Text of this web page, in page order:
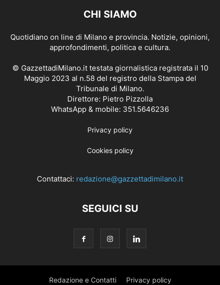
CHI SIAMO
Quotidiano on line di Milano e provincia. Notizie, opinioni,
approfondimenti, politica e cultura.
© GazzettadiMilano.it testata giornalistica registrata il 10
Maggio 2023 al n.58 del registro della Stampa del
Tribunale di Milano.
Direttore: Pietro Pizzolla
WhatsApp & mobile: 351.5646236
Privacy policy
Cookies policy
Contattaci: redazione@gazzettadimilano.it
SEGUICI SU
Redazione e Contatti Privacy policy